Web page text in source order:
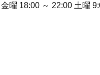
曜 18:00 ～ 22:00 土曜